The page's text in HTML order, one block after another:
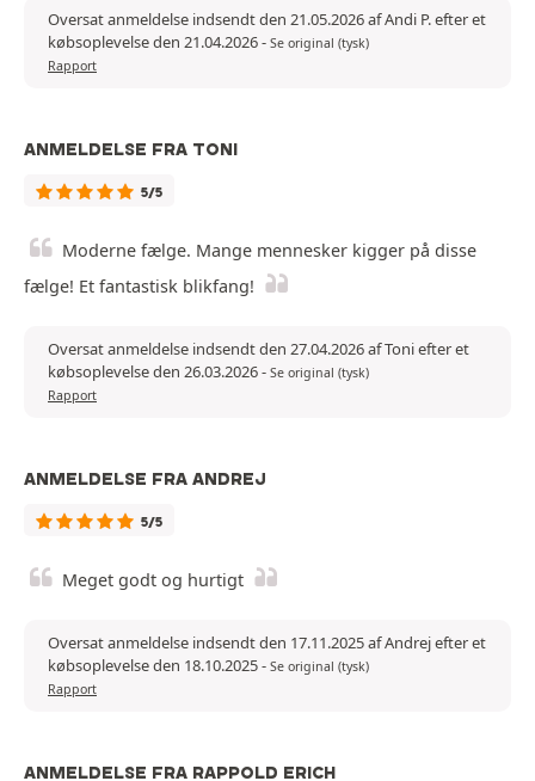
Oversat anmeldelse indsendt den 21.05.2026 af Andi P. efter et
købsoplevelse den 21.04.2026- Se original (tysk)
Rapport
ANMELDELSE FRA TONI
5/5
Moderne fælge. Mange mennesker kigger på disse
fælge! Et fantastisk blikfang!
Oversat anmeldelse indsendt den 27.04.2026 af Toni efter et
købsoplevelse den 26.03.2026- Se original (tysk)
Rapport
ANMELDELSE FRA ANDREJ
5/5
Meget godt og hurtigt
Oversat anmeldelse indsendt den 17.11.2025 af Andrej efter et
købsoplevelse den 18.10.2025- Se original (tysk)
Rapport
ANMELDELSE FRA RAPPOLD ERICH